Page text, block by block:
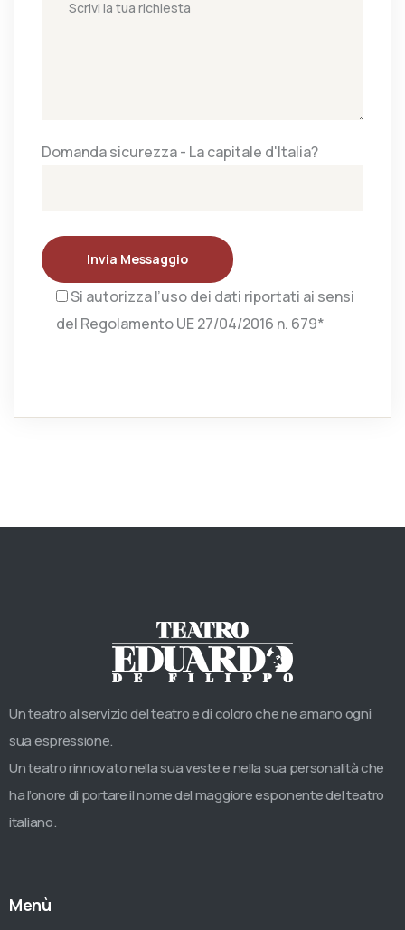
Domanda sicurezza - La capitale d'Italia?
Invia Messaggio
Si autorizza l’uso dei dati riportati ai sensi
del Regolamento UE 27/04/2016 n. 679*
Un teatro al servizio del teatro e di coloro che ne amano ogni
sua espressione.
Un teatro rinnovato nella sua veste e nella sua personalità che
ha l’onore di portare il nome del maggiore esponente del teatro
italiano.
Menù